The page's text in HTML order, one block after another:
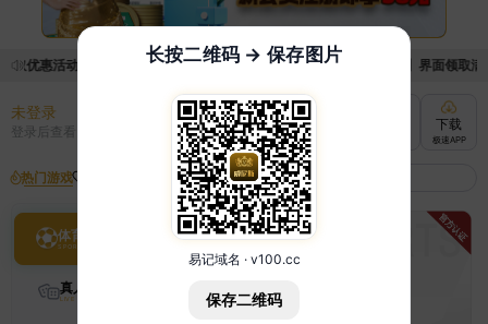
取优惠活动的手续麻烦，已新增优惠系统，现在可以前往【福利中心】界面领取
未登录
登录后查看 充值
快速到账
下载
极速APP
热门游戏
体育
真人
长按二维码 → 保存图片
易记域名 · v100.cc
保存二维码